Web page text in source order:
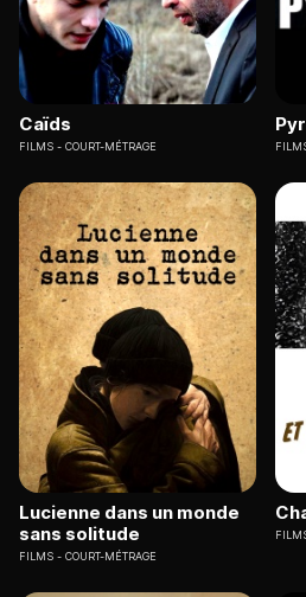
Caïds
FILMS COURT-MÉTRAGE
Lucienne dans un monde
sans solitude
FILMS COURT-MÉTRAGE